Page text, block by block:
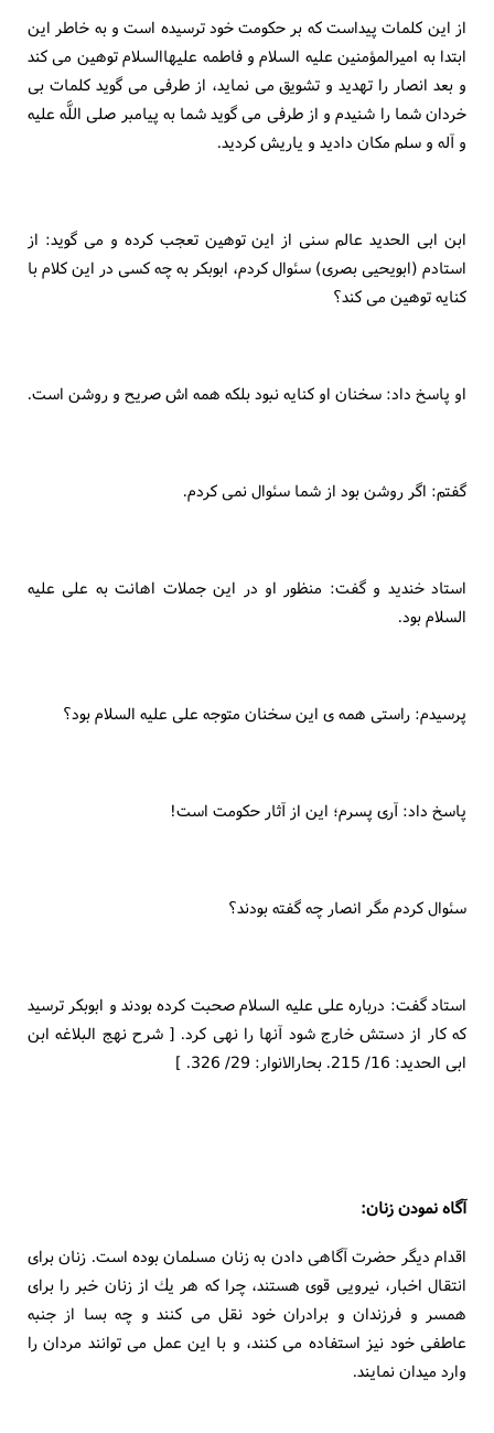
از اين كلمات پيداست كه بر حكومت خود ترسيده است و به خاطر اين
ابتدا به اميرالمؤمنين عليه السلام و فاطمه عليهاالسلام توهين مى كند
و بعد انصار را تهديد و تشويق مى نمايد، از طرفى مى گويد كلمات بى
خردان شما را شنيدم و از طرفى مى گويد شما به پيامبر صلى اللَّه عليه
و آله و سلم مكان داديد و ياريش كرديد.
ابن ابى الحديد عالم سنى از اين توهين تعجب كرده و مى گويد: از
استادم (ابويحيى بصرى) سئوال كردم، ابوبكر به چه كسى در اين كلام با
كنايه توهين مى كند؟
او پاسخ داد: سخنان او كنايه نبود بلكه همه اش صريح و روشن است.
گفتم: اگر روشن بود از شما سئوال نمى كردم.
استاد خنديد و گفت: منظور او در اين جملات اهانت به على عليه
السلام بود.
پرسيدم: راستى همه ى اين سخنان متوجه على عليه السلام بود؟
پاسخ داد: آرى پسرم؛ اين از آثار حكومت است!
سئوال كردم مگر انصار چه گفته بودند؟
استاد گفت: درباره على عليه السلام صحبت كرده بودند و ابوبكر ترسيد
كه كار از دستش خارج شود آنها را نهى كرد. [ شرح نهج البلاغه ابن
ابى الحديد: 16/ 215. بحارالانوار: 29/ 326. ]
آگاه نمودن زنان:
اقدام ديگر حضرت آگاهى دادن به زنان مسلمان بوده است. زنان براى
انتقال اخبار، نيرويى قوى هستند، چرا كه هر يك از زنان خبر را براى
همسر و فرزندان و برادران خود نقل مى كنند و چه بسا از جنبه
عاطفى خود نيز استفاده مى كنند، و با اين عمل مى توانند مردان را
وارد ميدان نمايند.